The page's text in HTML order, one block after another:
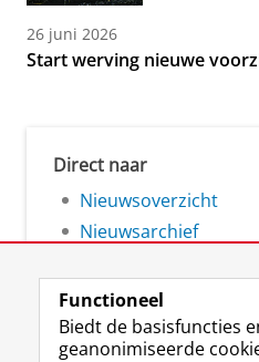
26 juni 2026
Start werving nieuwe
Direct naar
Nieuwsoverzicht
Nieuwsarchief
Functioneel
Biedt de basisfuncties
geanonimiseerde